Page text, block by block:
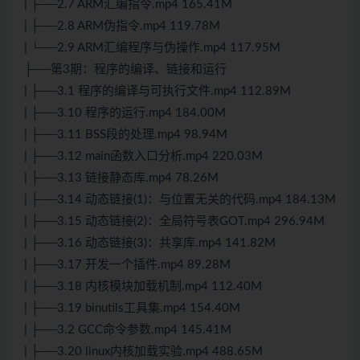
| ├──2.7 ARM汇编指令.mp4 165.41M
| ├──2.8 ARM伪指令.mp4 119.78M
| └──2.9 ARM汇编程序与伪操作.mp4 117.95M
├──第3期：程序的编译、链接和运行
| ├──3.1 程序的编译与可执行文件.mp4 112.89M
| ├──3.10 程序的运行.mp4 184.00M
| ├──3.11 BSS段的处理.mp4 98.94M
| ├──3.12 main函数入口分析.mp4 220.03M
| ├──3.13 链接静态库.mp4 78.26M
| ├──3.14 动态链接(1)：与位置无关的代码.mp4 184.13M
| ├──3.15 动态链接(2)：全局符号表GOT.mp4 296.94M
| ├──3.16 动态链接(3)：共享库.mp4 141.82M
| ├──3.17 开发一个插件.mp4 89.28M
| ├──3.18 内核模块加载机制.mp4 112.40M
| ├──3.19 binutils工具集.mp4 154.40M
| ├──3.2 GCC命令参数.mp4 145.41M
| ├──3.20 linux内核加载实验.mp4 488.65M